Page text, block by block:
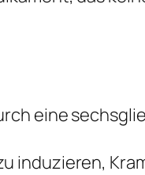
eine
induzieren,